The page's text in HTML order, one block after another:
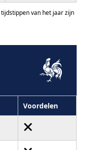
van het jaar zijn
Voordelen